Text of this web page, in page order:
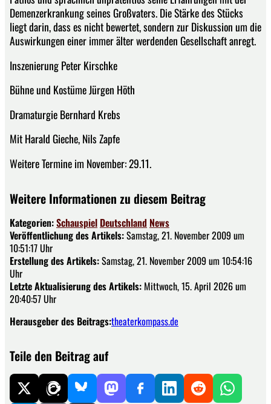
Demenzerkrankung seines Großvaters. Die Stärke des Stücks
liegt darin, dass es nicht bewertet, sondern zur Diskussion um die
Auswirkungen einer immer älter werdenden Gesellschaft anregt.
Inszenierung Peter Kirschke
Bühne und Kostüme Jürgen Höth
Dramaturgie Bernhard Krebs
Mit Harald Gieche, Nils Zapfe
Weitere Termine im November: 29.11.
Weitere Informationen zu diesem Beitrag
Kategorien:Schauspiel Deutschland News
Veröffentlichung des Artikels:Samstag, 21. November 2009 um
10:51:17 Uhr
Erstellung des Artikels:Samstag, 21. November 2009 um 10:54:16
Uhr
Letzte Aktualisierung des Artikels: Mittwoch, 15. April 2026 um
20:40:57 Uhr
Herausgeber des Beitrags:theaterkompass.de
Teile den Beitrag auf